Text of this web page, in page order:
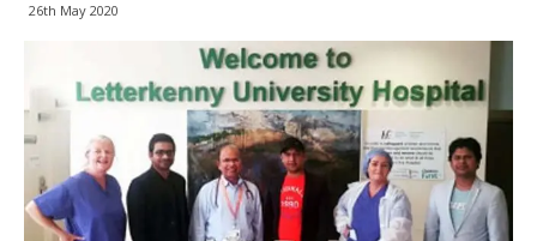
26th May 2020